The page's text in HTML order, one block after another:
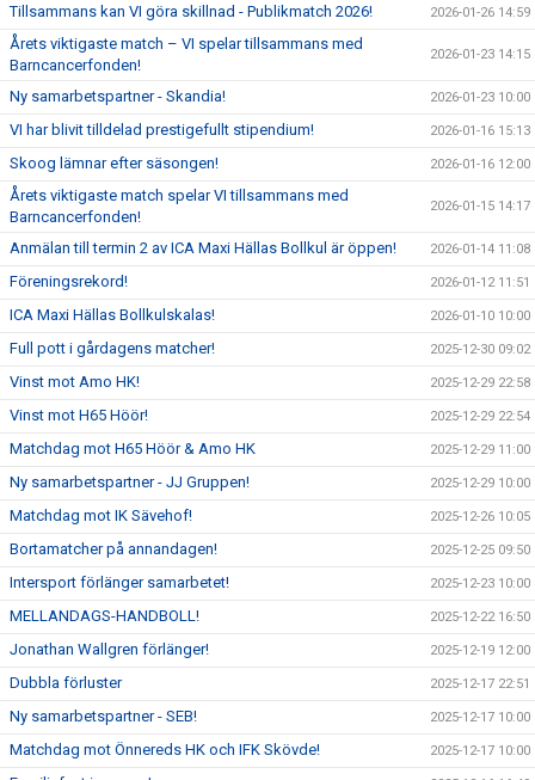
Tillsammans kan VI göra skillnad - Publikmatch 2026! 2026-01-26 14:59
Årets viktigaste match – VI spelar tillsammans med
Barncancerfonden!
2026-01-23 14:15
Ny samarbetspartner - Skandia! 2026-01-23 10:00
VI har blivit tilldelad prestigefullt stipendium! 2026-01-16 15:13
Skoog lämnar efter säsongen! 2026-01-16 12:00
Årets viktigaste match spelar VI tillsammans med
Barncancerfonden!
2026-01-15 14:17
Anmälan till termin 2 av ICA Maxi Hällas Bollkul är öppen! 2026-01-14 11:08
Föreningsrekord! 2026-01-12 11:51
ICA Maxi Hällas Bollkulskalas! 2026-01-10 10:00
Full pott i gårdagens matcher! 2025-12-30 09:02
Vinst mot Amo HK! 2025-12-29 22:58
Vinst mot H65 Höör! 2025-12-29 22:54
Matchdag mot H65 Höör & Amo HK 2025-12-29 11:00
Ny samarbetspartner - JJ Gruppen! 2025-12-29 10:00
Matchdag mot IK Sävehof! 2025-12-26 10:05
Bortamatcher på annandagen! 2025-12-25 09:50
Intersport förlänger samarbetet! 2025-12-23 10:00
MELLANDAGS-HANDBOLL! 2025-12-22 16:50
Jonathan Wallgren förlänger! 2025-12-19 12:00
Dubbla förluster 2025-12-17 22:51
Ny samarbetspartner - SEB! 2025-12-17 10:00
Matchdag mot Önnereds HK och IFK Skövde! 2025-12-17 10:00